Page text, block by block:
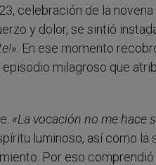
celebración de la
y dolor, se sintió
. En ese momento
milagroso que
«La vocación no me hace
luminoso, así como
Por eso